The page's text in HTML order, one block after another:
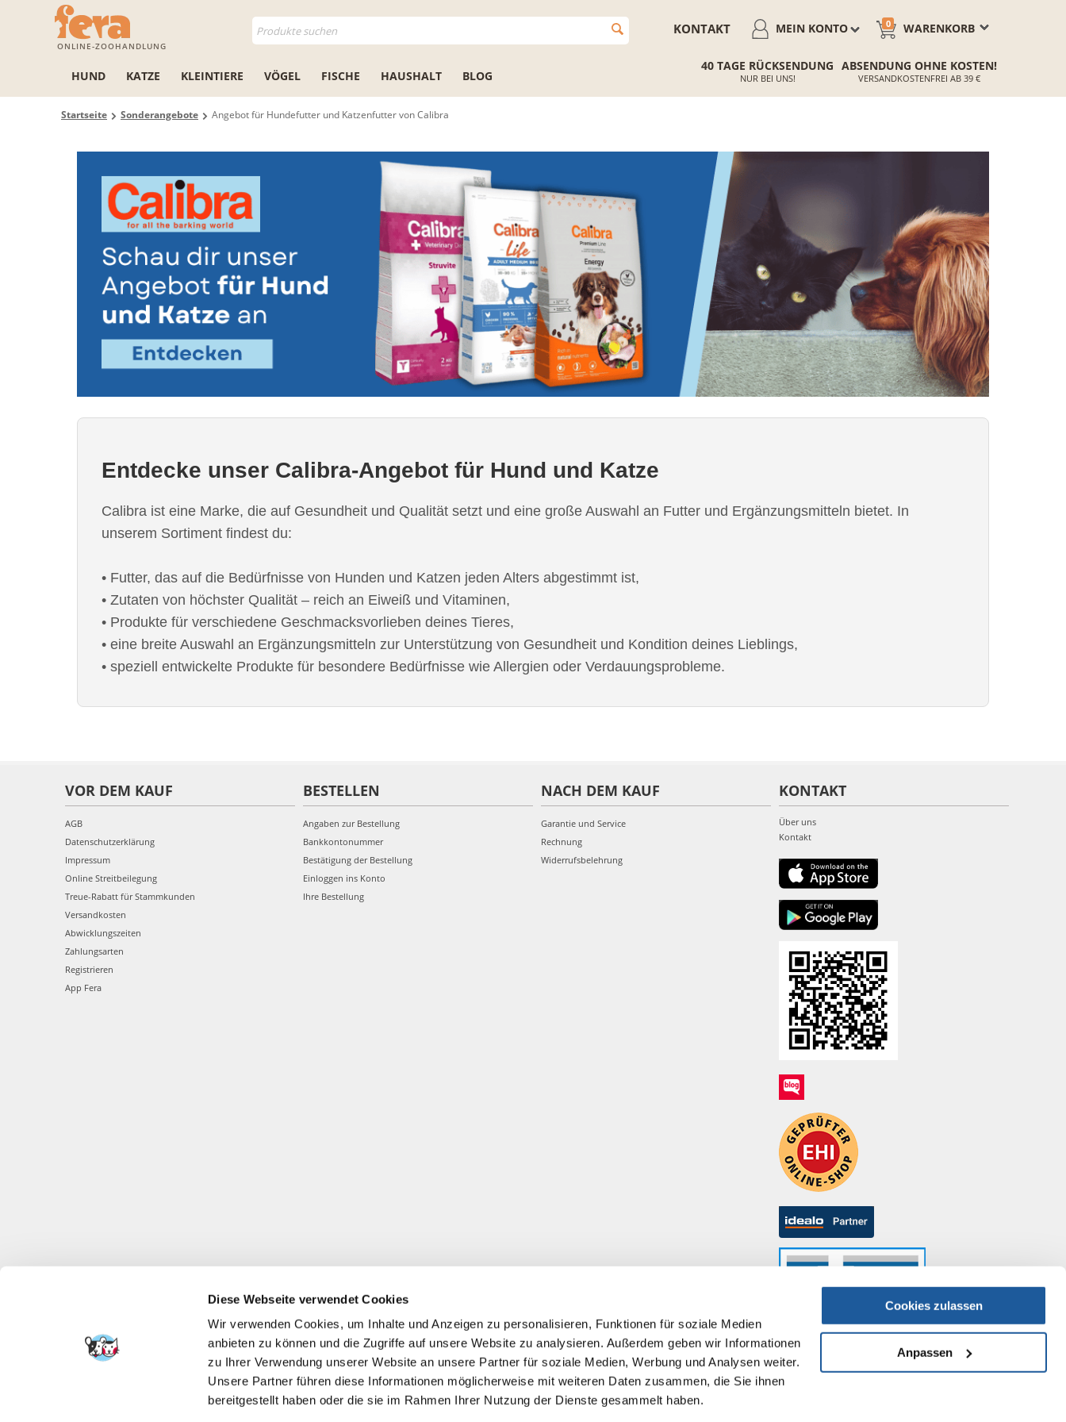
Diese Webseite verwendet Cookies
Wir verwenden Cookies, um Inhalte und Anzeigen zu personalisieren, Funktionen für soziale Medien
anbieten zu können und die Zugriffe auf unsere Website zu analysieren. Außerdem geben wir Informationen
zu Ihrer Verwendung unserer Website an unsere Partner für soziale Medien, Werbung und Analysen weiter.
Unsere Partner führen diese Informationen möglicherweise mit weiteren Daten zusammen, die Sie ihnen
bereitgestellt haben oder die sie im Rahmen Ihrer Nutzung der Dienste gesammelt haben.
Cookies zulassen
Anpassen
ONLINE-ZOOHANDLUNG
WARENKORB
0
MEIN KONTO
KONTAKT
HUND KATZE KLEINTIERE VÖGEL FISCHE HAUSHALT BLOG
40 TAGE RÜCKSENDUNG
NUR BEI UNS!
ABSENDUNG OHNE KOSTEN!
VERSANDKOSTENFREI AB 39 €
Startseite Sonderangebote Angebot für Hundefutter und Katzenfutter von Calibra
Entdecke unser Calibra-Angebot für Hund und Katze
Calibra ist eine Marke, die auf Gesundheit und Qualität setzt und eine große Auswahl an Futter und Ergänzungsmitteln bietet. In
unserem Sortiment findest du:
• Futter, das auf die Bedürfnisse von Hunden und Katzen jeden Alters abgestimmt ist,
• Zutaten von höchster Qualität – reich an Eiweiß und Vitaminen,
• Produkte für verschiedene Geschmacksvorlieben deines Tieres,
• eine breite Auswahl an Ergänzungsmitteln zur Unterstützung von Gesundheit und Kondition deines Lieblings,
• speziell entwickelte Produkte für besondere Bedürfnisse wie Allergien oder Verdauungsprobleme.
VOR DEM KAUF
AGB
Datenschutzerklärung
Impressum
Online Streitbeilegung
Treue-Rabatt für Stammkunden
Versandkosten
Abwicklungszeiten
Zahlungsarten
Registrieren
App Fera
BESTELLEN
Angaben zur Bestellung
Bankkontonummer
Bestätigung der Bestellung
Einloggen ins Konto
Ihre Bestellung
NACH DEM KAUF
Garantie und Service
Rechnung
Widerrufsbelehrung
KONTAKT
Über uns
Kontakt
*Alle Preise inkl. ges. MwSt./ zzgl. Versand